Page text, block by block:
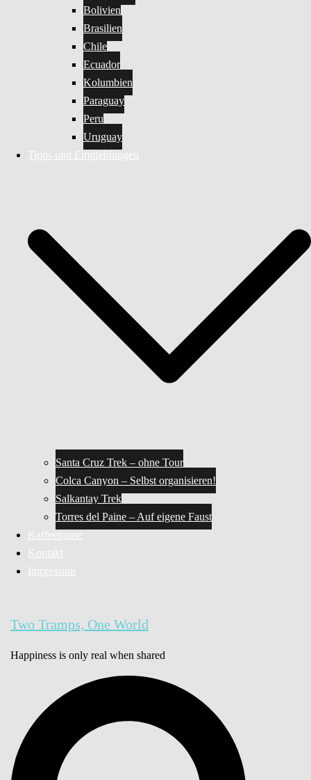
Bolivien
Brasilien
Chile
Ecuador
Kolumbien
Paraguay
Peru
Uruguay
Tipps und Empfehlungen
Santa Cruz Trek – ohne Tour
Colca Canyon – Selbst organisieren!
Salkantay Trek
Torres del Paine – Auf eigene Faust
Kaffeepause
Kontakt
Impressum
Two Tramps, One World
Happiness is only real when shared